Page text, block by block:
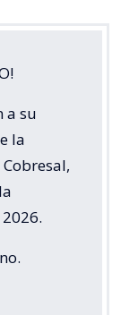
a su
la
2026.